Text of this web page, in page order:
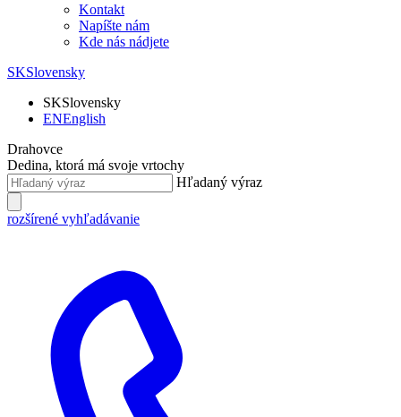
Kontakt
Napíšte nám
Kde nás nádjete
SKSlovensky
SKSlovensky
ENEnglish
Drahovce
Dedina, ktorá má svoje vrtochy
Hľadaný výraz
rozšírené vyhľadávanie